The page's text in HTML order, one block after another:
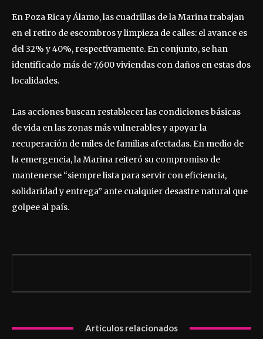
En Poza Rica y Álamo, las cuadrillas de la Marina trabajan
en el retiro de escombros y limpieza de calles: el avance es
del 32% y 40%, respectivamente. En conjunto, se han
identificado más de 7,600 viviendas con daños en estas dos
localidades.
Las acciones buscan restablecer las condiciones básicas
de vida en las zonas más vulnerables y apoyar la
recuperación de miles de familias afectadas. En medio de
la emergencia, la Marina reiteró su compromiso de
mantenerse “siempre lista para servir con eficiencia,
solidaridad y entrega” ante cualquier desastre natural que
golpee al país.
Artículos relacionados